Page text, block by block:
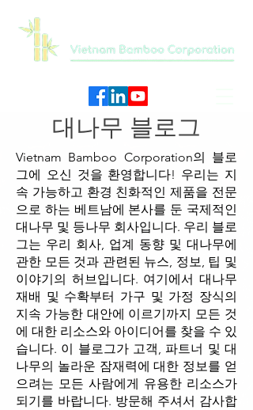
대나무 블로그
Vietnam Bamboo Corporation의 블로
그에 오신 것을 환영합니다! 우리는 지
속 가능하고 환경 친화적인 제품을 전문
으로 하는 베트남에 본사를 둔 국제적인
대나무 및 등나무 회사입니다. 우리 블로
그는 우리 회사, 업계 동향 및 대나무에
관한 모든 것과 관련된 뉴스, 정보, 팁 및
이야기의 허브입니다. 여기에서 대나무
재배 및 수확부터 가구 및 가정 장식의
지속 가능한 대안에 이르기까지 모든 것
에 대한 리소스와 아이디어를 찾을 수 있
습니다. 이 블로그가 고객, 파트너 및 대
나무의 놀라운 잠재력에 대한 정보를 얻
으려는 모든 사람에게 유용한 리소스가
되기를 바랍니다. 방문해 주셔서 감사합